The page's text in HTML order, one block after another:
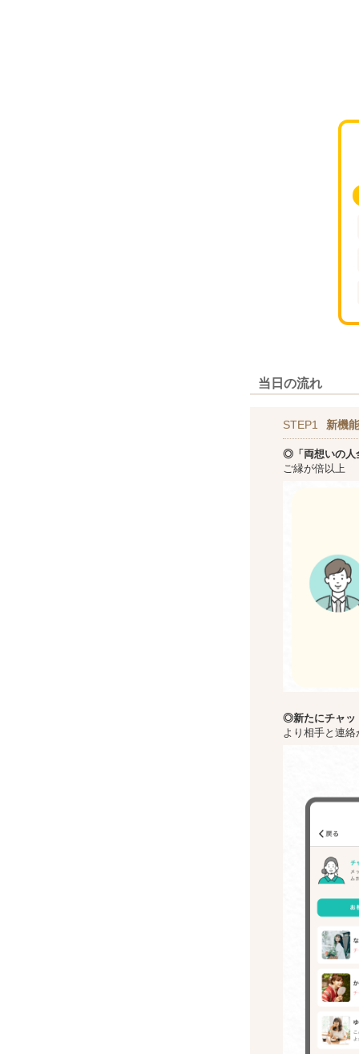
当日の流れ
STEP1 新機
◎「両想いの人
ご縁が倍以上
◎新たにチャッ
より相手と連